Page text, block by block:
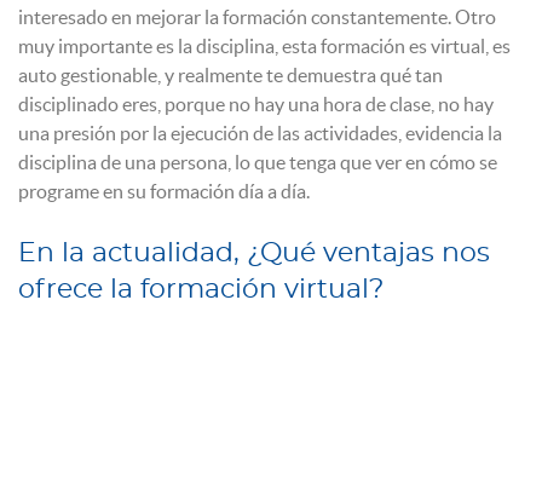
interesado en mejorar la formación constantemente. Otro
muy importante es la disciplina, esta formación es virtual, es
auto gestionable, y realmente te demuestra qué tan
disciplinado eres, porque no hay una hora de clase, no hay
una presión por la ejecución de las actividades, evidencia la
disciplina de una persona, lo que tenga que ver en cómo se
programe en su formación día a día.
En la actualidad, ¿Qué ventajas nos
ofrece la formación virtual?